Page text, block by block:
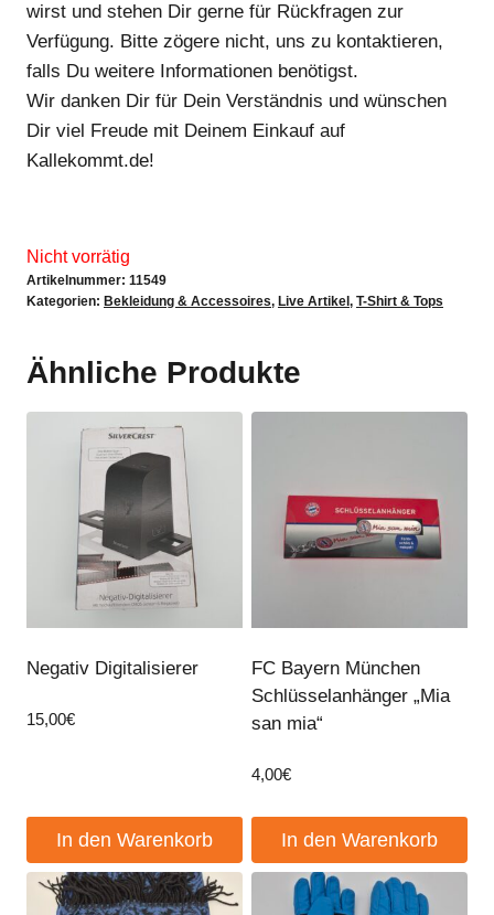
wirst und stehen Dir gerne für Rückfragen zur
Verfügung. Bitte zögere nicht, uns zu kontaktieren,
falls Du weitere Informationen benötigst.
Wir danken Dir für Dein Verständnis und wünschen
Dir viel Freude mit Deinem Einkauf auf
Kallekommt.de!
Nicht vorrätig
Artikelnummer: 11549
Kategorien: Bekleidung & Accessoires, Live Artikel , T-Shirt & Tops
Ähnliche Produkte
Negativ Digitalisierer
15,00€
In den Warenkorb
FC Bayern München
Schlüsselanhänger „Mia
san mia“
4,00€
In den Warenkorb